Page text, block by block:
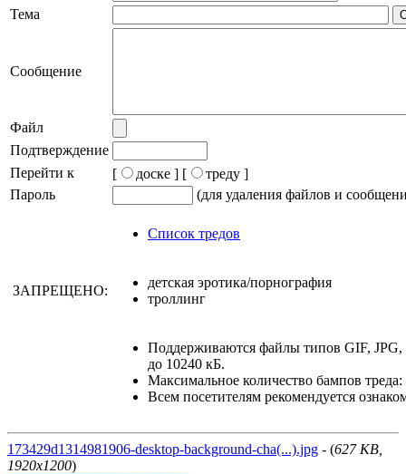
Тема
Сообщение
Файл
Подтверждение
Перейти к
[ доске ] [
треду ]
Пароль
(для удаления файлов и
Список тредов
ЗАПРЕЩЕНО:
детская эротика/порнография
троллинг
Поддерживаются файлы типов GIF, JPG,
до 10240 кБ.
Максимальное количество бампов треда:
Всем посетителям рекомендуется
173429d1314981906-desktop-background-cha(...).jpg - (627 KB,
1920x1200)